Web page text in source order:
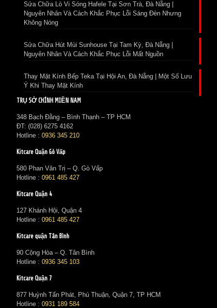
Sửa Chữa Lò Vi Sóng Hafele Tại Sơn Trà, Đà Nẵng |
Nguyên Nhân Và Cách Khắc Phục Lỗi Sáng Đèn Nhưng
Không Nóng
Sửa Chữa Hút Mùi Sunhouse Tại Tam Kỳ, Đà Nẵng |
Nguyên Nhân Và Cách Khắc Phục Lỗi Mất Nguồn
Thay Mặt Kính Bếp Teka Tại Hội An, Đà Nẵng | Một Số Lưu
Ý Khi Thay Mặt Kính
TRỤ SỞ CHÍNH MIỀN NAM
348 Bạch Đằng – Bình Thạnh – TP HCM
ĐT: (028) 6275 4162
Hotline : 0936 345 210
Kitcare Quận Gò Vấp
580 Phan Văn Trị – Q. Gò Vấp
Hotline : 0961 485 427
Kitcare Quận 4
127 Khánh Hội, Quận 4
Hotline : 0961 485 427
Kitcare quận Tân Bình
90 Cộng Hòa – Q. Tân Bình
Hotline : 0936 345 103
Kitcare Quận 7
877 Huỳnh Tấn Phát, Phú Thuận, Quận 7, TP HCM
Hotline : 0931 189 584